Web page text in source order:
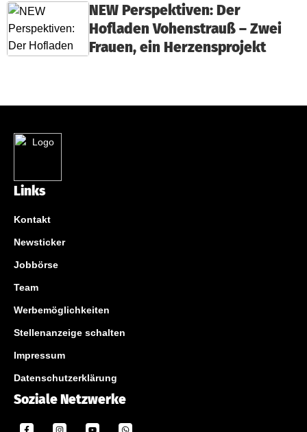
NEW Perspektiven: Der
Hofladen Vohenstrauß – Zwei
Frauen, ein Herzensprojekt
Links
Kontakt
Newsticker
Jobbörse
Team
Werbemöglichkeiten
Stellenanzeige schalten
Impressum
Datenschutzerklärung
Soziale Netzwerke